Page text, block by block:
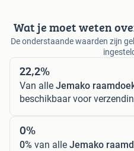
Wat je moet weten
De onderstaande waarden zijn
22,2%
Van alle Jemako
beschikbaar voor
0%
0% van alle Jemako